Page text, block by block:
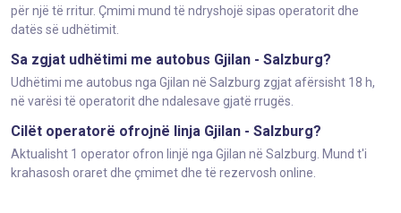
për një të rritur. Çmimi mund të ndryshojë sipas operatorit dhe
datës së udhëtimit.
Sa zgjat udhëtimi me autobus Gjilan - Salzburg?
Udhëtimi me autobus nga Gjilan në Salzburg zgjat afërsisht 18 h,
në varësi të operatorit dhe ndalesave gjatë rrugës.
Cilët operatorë ofrojnë linja Gjilan - Salzburg?
Aktualisht 1 operator ofron linjë nga Gjilan në Salzburg. Mund t'i
krahasosh oraret dhe çmimet dhe të rezervosh online.